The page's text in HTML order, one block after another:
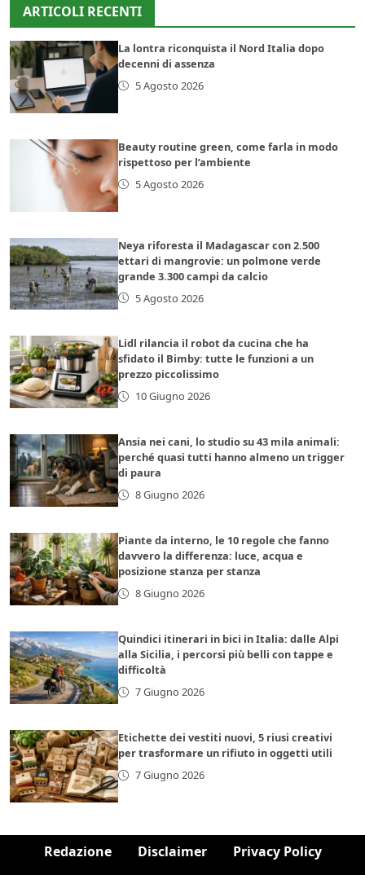
ARTICOLI RECENTI
La lontra riconquista il Nord Italia dopo
decenni di assenza
5 Agosto 2026
Beauty routine green, come farla in modo
rispettoso per l’ambiente
5 Agosto 2026
Neya riforesta il Madagascar con 2.500
ettari di mangrovie: un polmone verde
grande 3.300 campi da calcio
5 Agosto 2026
Lidl rilancia il robot da cucina che ha
sfidato il Bimby: tutte le funzioni a un
prezzo piccolissimo
10 Giugno 2026
Ansia nei cani, lo studio su 43 mila animali:
perché quasi tutti hanno almeno un trigger
di paura
8 Giugno 2026
Piante da interno, le 10 regole che fanno
davvero la differenza: luce, acqua e
posizione stanza per stanza
8 Giugno 2026
Quindici itinerari in bici in Italia: dalle Alpi
alla Sicilia, i percorsi più belli con tappe e
difficoltà
7 Giugno 2026
Etichette dei vestiti nuovi, 5 riusi creativi
per trasformare un rifiuto in oggetti utili
7 Giugno 2026
Redazione Disclaimer Privacy Policy